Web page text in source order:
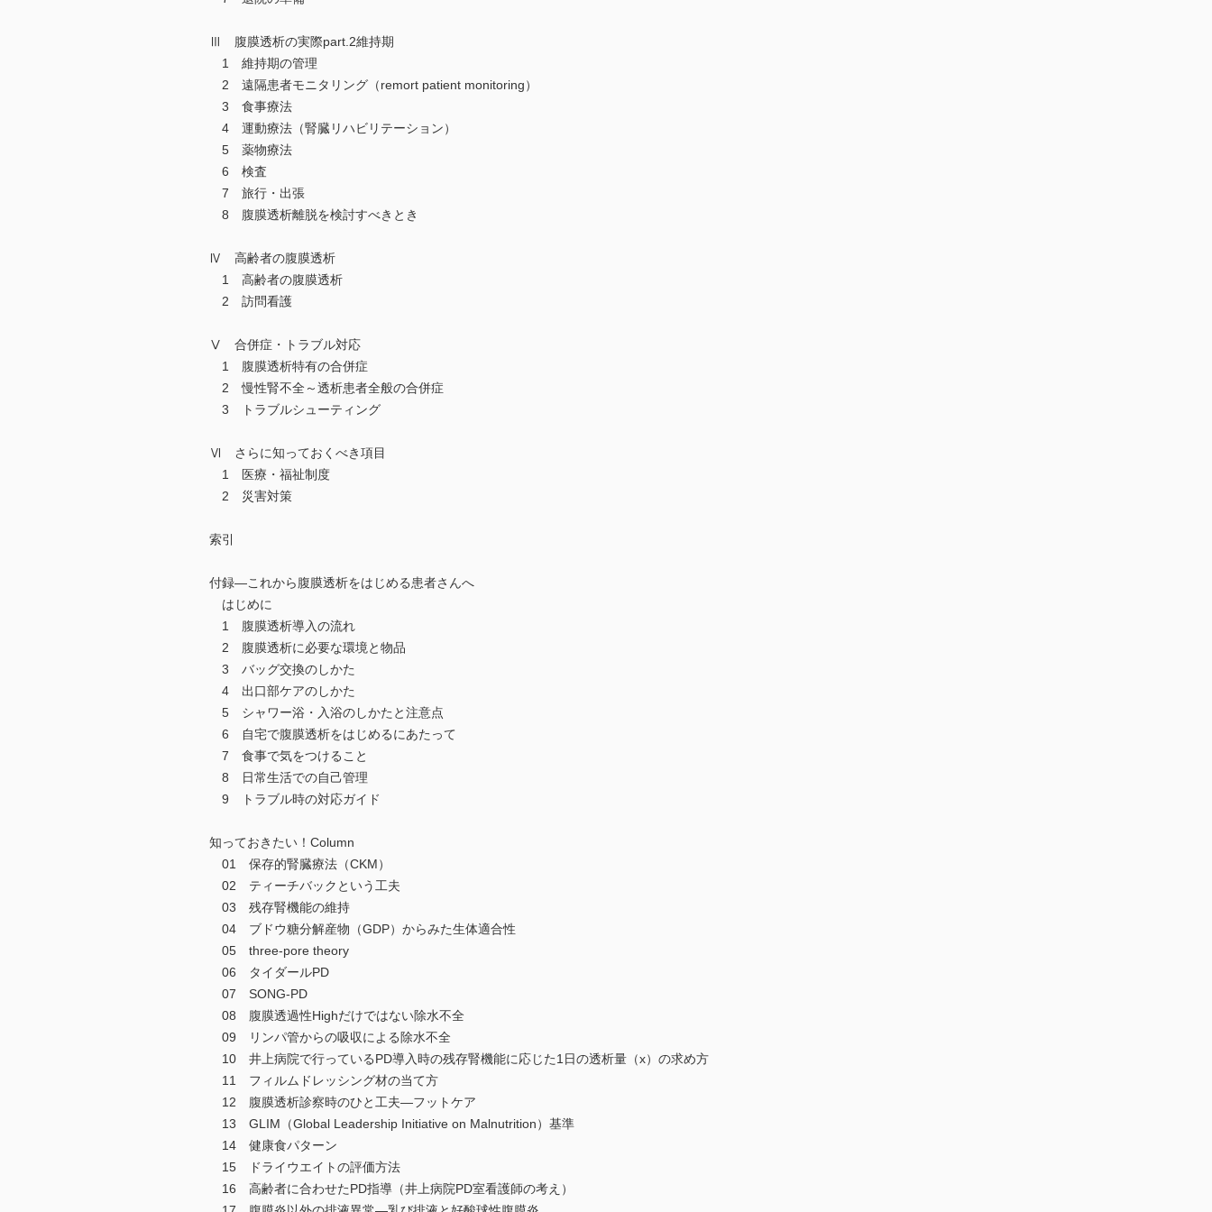
Ⅲ 腹膜透析の実際part.2維持期
1 維持期の管理
2 遠隔患者モニタリング（remort patient monitoring）
3 食事療法
4 運動療法（腎臓リハビリテーション）
5 薬物療法
6 検査
7 旅行・出張
8 腹膜透析離脱を検討すべきとき
Ⅳ 高齢者の腹膜透析
1 高齢者の腹膜透析
2 訪問看護
Ⅴ 合併症・トラブル対応
1 腹膜透析特有の合併症
2 慢性腎不全～透析患者全般の合併症
3 トラブルシューティング
Ⅵ さらに知っておくべき項目
1 医療・福祉制度
2 災害対策
索引
付録―これから腹膜透析をはじめる患者さんへ
はじめに
1 腹膜透析導入の流れ
2 腹膜透析に必要な環境と物品
3 バッグ交換のしかた
4 出口部ケアのしかた
5 シャワー浴・入浴のしかたと注意点
6 自宅で腹膜透析をはじめるにあたって
7 食事で気をつけること
8 日常生活での自己管理
9 トラブル時の対応ガイド
知っておきたい！Column
01 保存的腎臓療法（CKM）
02 ティーチバックという工夫
03 残存腎機能の維持
04 ブドウ糖分解産物（GDP）からみた生体適合性
05 three-pore theory
06 タイダールPD
07 SONG-PD
08 腹膜透過性Highだけではない除水不全
09 リンパ管からの吸収による除水不全
10 井上病院で行っているPD導入時の残存腎機能に応じた1日の透析量（x）の求め方
11 フィルムドレッシング材の当て方
12 腹膜透析診察時のひと工夫―フットケア
13 GLIM（Global Leadership Initiative on Malnutrition）基準
14 健康食パターン
15 ドライウエイトの評価方法
16 高齢者に合わせたPD指導（井上病院PD室看護師の考え）